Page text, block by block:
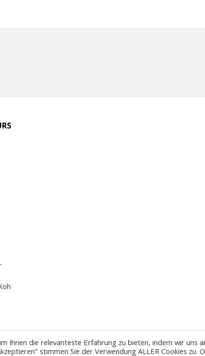
Ihnen die relevanteste Erfahrung zu bieten, indem wir uns
stimmen Sie der Verwendung ALLER Cookies zu.